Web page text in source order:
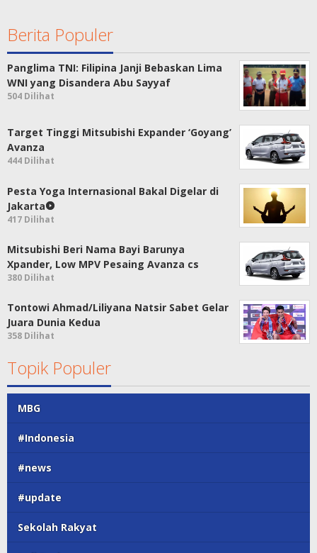
Berita Populer
Panglima TNI: Filipina Janji Bebaskan Lima
WNI yang Disandera Abu Sayyaf
504 Dilihat
Target Tinggi Mitsubishi Expander ‘Goyang’
Avanza
444 Dilihat
Pesta Yoga Internasional Bakal Digelar di
Jakarta
417 Dilihat
Mitsubishi Beri Nama Bayi Barunya
Xpander, Low MPV Pesaing Avanza cs
380 Dilihat
Tontowi Ahmad/Liliyana Natsir Sabet Gelar
Juara Dunia Kedua
358 Dilihat
Topik Populer
MBG
#Indonesia
#news
#update
Sekolah Rakyat